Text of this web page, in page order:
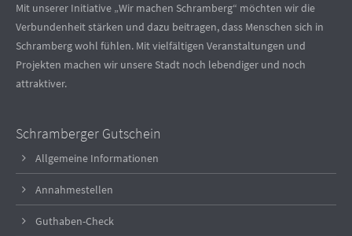
Mit unserer Initiative „Wir machen Schramberg“ möchten wir die
Verbundenheit stärken und dazu beitragen, dass Menschen sich in
Schramberg wohl fühlen. Mit vielfältigen Veranstaltungen und
Projekten machen wir unsere Stadt noch lebendiger und noch
attraktiver.
Schramberger Gutschein
Allgemeine Informationen
Annahmestellen
Guthaben-Check